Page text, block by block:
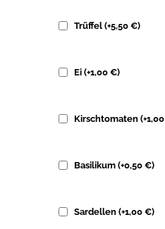
Trüffel (+5,50 €)
Ei (+1,00 €)
Kirschtomaten (+1,00
Basilikum (+0,50 €)
Sardellen (+1,00 €)